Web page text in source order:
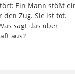
Ein Mann stößt
den Zug. Sie ist tot.
sagt das über
aus?